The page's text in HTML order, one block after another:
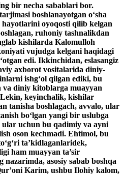
bir necha sabablari bor.
boshlanayotgan o‘sha
oyoqosti qilib kelgan
ruhoniy tashnalikdan
kishilarda Kalomulloh
vujudga kelgani haqidagi
edi. Ikkinchidan, eslasangiz
axborot vositalarida diniy-
ishg‘ol qilgan ediki, bu
va diniy kitoblarga muayyan
keyinchalik, kishilar
tanisha boshlagach, avvalo, ular
bo‘lgan yangi bir uslubga
uchun bu qadimiy va ayni
oson kechmadi. Ehtimol, bu
ta’kidlaganlaridek,
ham muayyan ta’sir
nazarimda, asosiy sabab boshqa
Karim, ushbu Ilohiy kalom,